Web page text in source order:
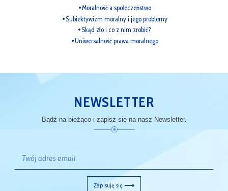
Moralność a społeczeństwo
Subiektywizm moralny i jego problemy
Skąd zło i co z nim zrobić?
Uniwersalność prawa moralnego
NEWSLETTER
Bądź na bieżąco i zapisz się na nasz Newsletter.
Zapisuję się